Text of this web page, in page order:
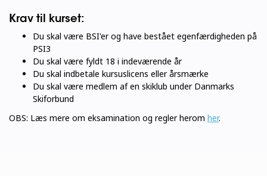
Krav til kurset:
Du skal være BSI'er og have bestået egenfærdigheden på
PSI3
Du skal være fyldt 18 i indeværende år
Du skal indbetale kursuslicens eller årsmærke
Du skal være medlem af en skiklub under Danmarks
Skiforbund
OBS: Læs mere om eksamination og regler herom her.